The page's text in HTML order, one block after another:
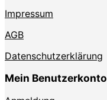
Impressum
AGB
Datenschutzerklärung
Mein Benutzerkonto